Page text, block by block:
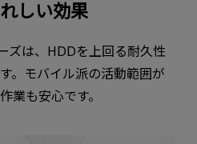
しい効果
ズは、HDDを上回る耐久性
。モバイル派の活動範囲が
業も安心です。